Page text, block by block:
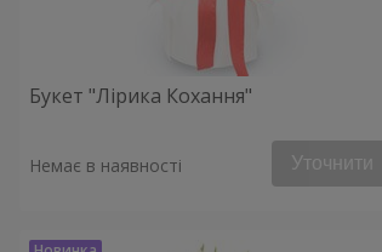
Букет "Лірика Кохання"
Немає в наявності Уточнити